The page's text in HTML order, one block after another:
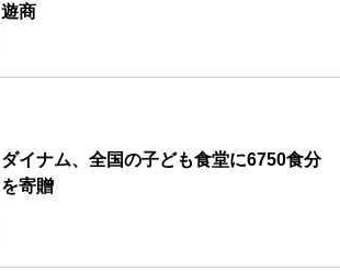
遊商
ダイナム、全国の子ども食堂に6750食分
を寄贈